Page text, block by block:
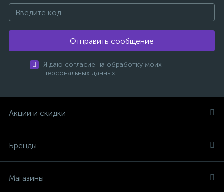
Отправить сообщение
Я даю согласие на обработку моих
персональных данных
Акции и скидки
Бренды
Магазины